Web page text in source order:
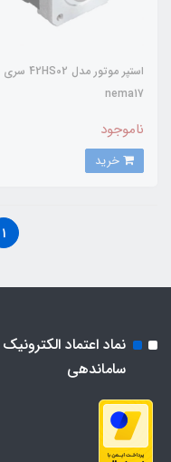
استپر موتور مدل 42HS02 سری
nema17
ناموجود
1
نماد اعتماد
ساماندهی